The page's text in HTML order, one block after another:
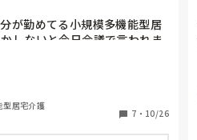
が勤めてる小規模多機能型居
しないと今日会議で言われま
してるのですが、基本ナース
るのでお願いしてますが、そ
スがしなきゃいけないの？ナ
ってるんじゃないの？」と動
めてた小規模多機能型居宅介護
型居宅介護
7 ・ 10/26